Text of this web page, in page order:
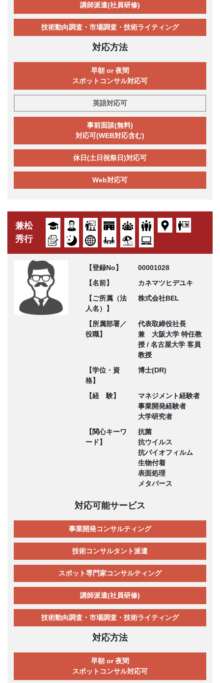
講師派遣(社員研修)
技術動向調査・市場調査・技術ライティング
対応方法
早朝 or 夜間
スポットコンサル対応可
英語対応可
事前面談(無料)
対応可(WEB対応含む)
休日(土日祝祭日)対応可
Web対応可
兼松
秀行
【登録No】
00001028
【名前】
カネマツヒデユキ
【ご所属（法
人名）】
株式会社BEL
【所属部署／
役職】
代表取締役社長
兼 大阪大学 特任教
授 / 名古屋大学 客員
教授
【学位・資
格】
博士(DR)
【経 験】
マネジメント経験者
事業開発経験者
大学研究者
【関心キーワ
ード】
抗菌
抗ウイルス
抗バイオフィルム
生物付着
表面処理
メタバース
対応可能サービス
事業開発コンサルティング
技術コンサルタント派遣
スポット専門家コンサルティング
講師派遣(社員研修)
技術動向調査・市場調査・技術ライティング
対応方法
早朝 or 夜間
スポットコンサル対応可